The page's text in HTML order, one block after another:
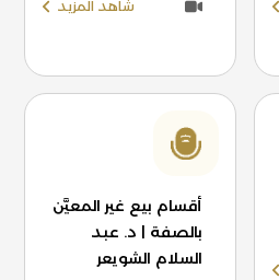
شاهد المزيد
أقسام بيع غير المعيَّن
بالصفة | د. عبد
السلام الشويعر